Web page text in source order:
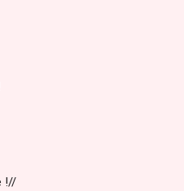
!//